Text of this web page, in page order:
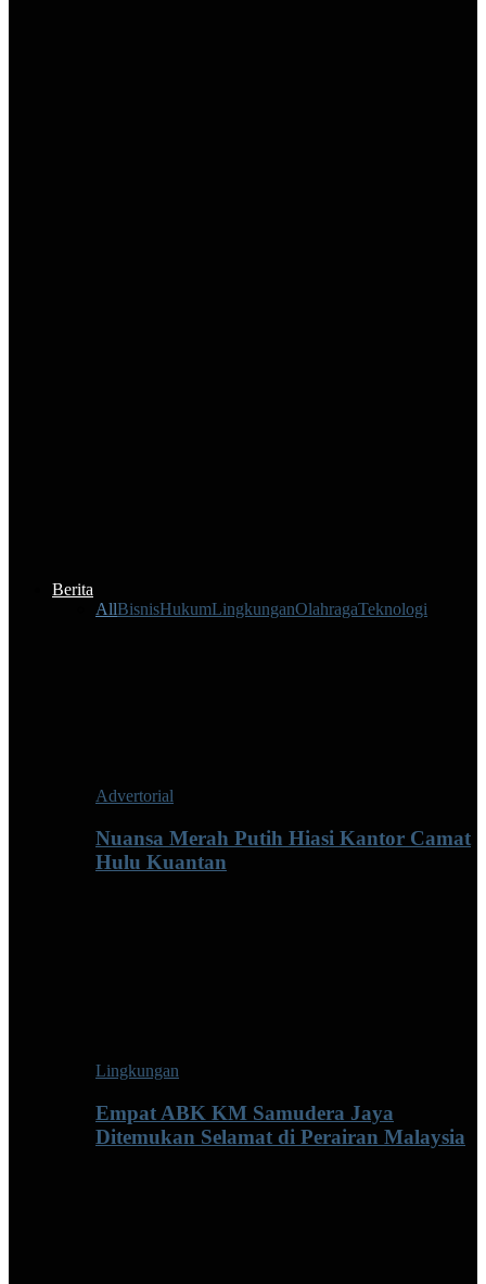
Berita
AllBisnisHukumLingkunganOlahragaTeknologi
Advertorial
Nuansa Merah Putih Hiasi Kantor Camat
Hulu Kuantan
Lingkungan
Empat ABK KM Samudera Jaya
Ditemukan Selamat di Perairan Malaysia